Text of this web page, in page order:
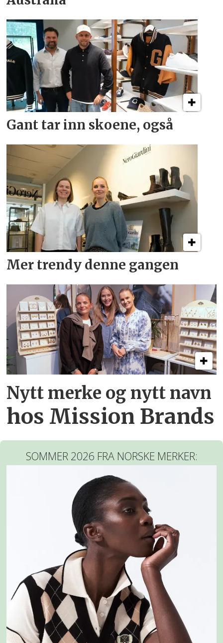
Gant tar inn skoene, også
Mer trendy denne gangen
Nytt merke og nytt navn
hos Mission Brands
SOMMER 2026 FRA NORSKE MERKER: